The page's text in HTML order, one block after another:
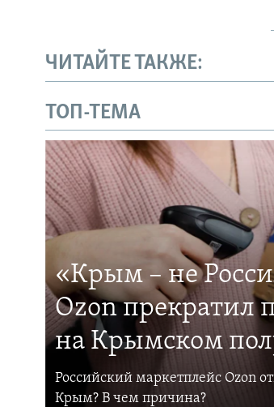
ЧИТАЙТЕ ТАКЖЕ:
ТОП-ТЕМА
«Крым – не
Ozon прекратил
на Крымском
Российский маркетплейс Ozon
Крым? В чем причина?